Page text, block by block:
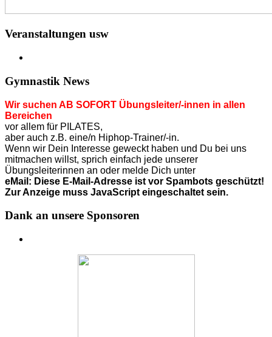
Veranstaltungen usw
Gymnastik News
Wir suchen AB SOFORT Übungsleiter/-innen in allen
Bereichen
vor allem für PILATES,
aber auch z.B. eine/n Hiphop-Trainer/-in.
Wenn wir Dein Interesse geweckt haben und Du bei uns
mitmachen willst, sprich einfach jede unserer
Übungsleiterinnen an oder melde Dich unter
eMail: Diese E-Mail-Adresse ist vor Spambots geschützt!
Zur Anzeige muss JavaScript eingeschaltet sein.
Dank an unsere Sponsoren